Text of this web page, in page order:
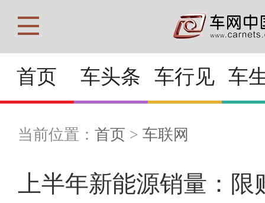
首页 车头条 车行见 车
当前位置： 首页 > 车联网
上半年新能源销量：限